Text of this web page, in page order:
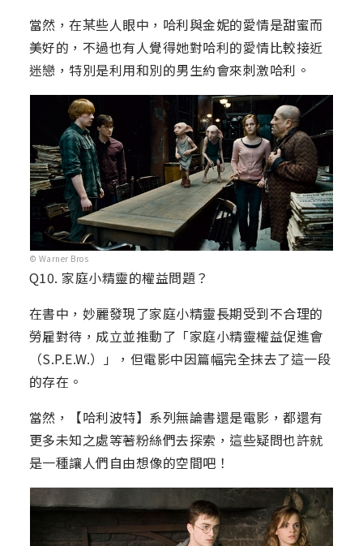
當然，在某些人眼中，哈利與金妮的愛情是甜蜜而
美好的，不過也有人覺得她對哈利的愛情比較接近
迷戀，特別是利用和別的男生約會來刺激哈利。
© Warner Bros
Q10. 家庭小精靈的權益問題？
在書中，妙麗發現了家庭小精靈長期受到不合理的
勞雇對待，成立並推動了「家庭小精靈權益促進會
（S.P.E.W.）」，但電影中因篇幅完全抹去了這一段
的存在。
當然，【哈利波特】系列無論書還是電影，都還有
更多未知之處等著粉絲們去探索，這些疑問也許就
是一種讓人們自由想像的空間吧！